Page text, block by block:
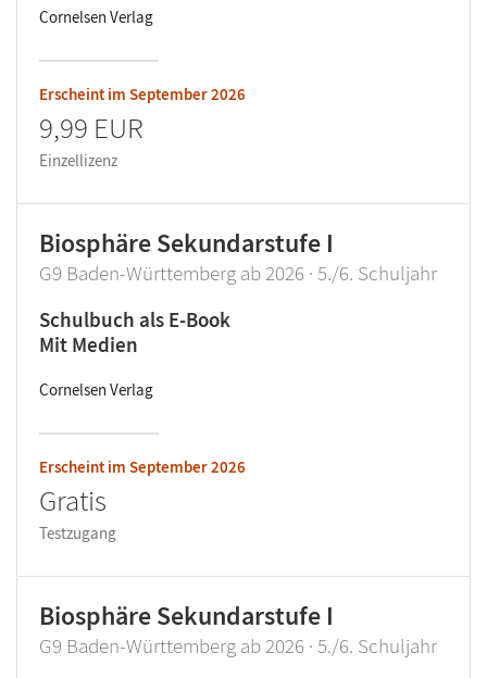
Cornelsen Verlag
Erscheint im September 2026
9,99 EUR
Einzellizenz
Biosphäre Sekundarstufe I
G9 Baden-Württemberg ab 2026 · 5./6. Schuljahr
Schulbuch als E-Book
Mit Medien
Cornelsen Verlag
Erscheint im September 2026
Gratis
Testzugang
Biosphäre Sekundarstufe I
G9 Baden-Württemberg ab 2026 · 5./6. Schuljahr